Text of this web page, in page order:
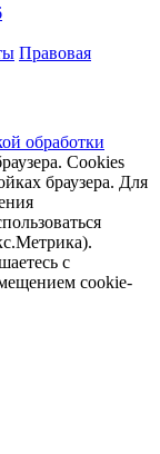
Правовая
обработки
Cookies
браузера. Для
с
cookie-